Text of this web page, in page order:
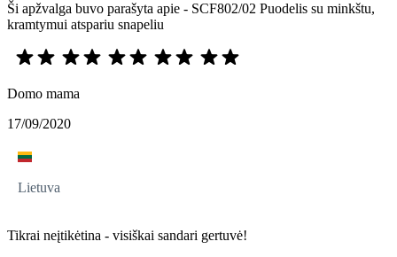
Ši apžvalga buvo parašyta apie - SCF802/02 Puodelis su minkštu,
kramtymui atspariu snapeliu
Domo mama
17/09/2020
Lietuva
Tikrai neįtikėtina - visiškai sandari gertuvė!